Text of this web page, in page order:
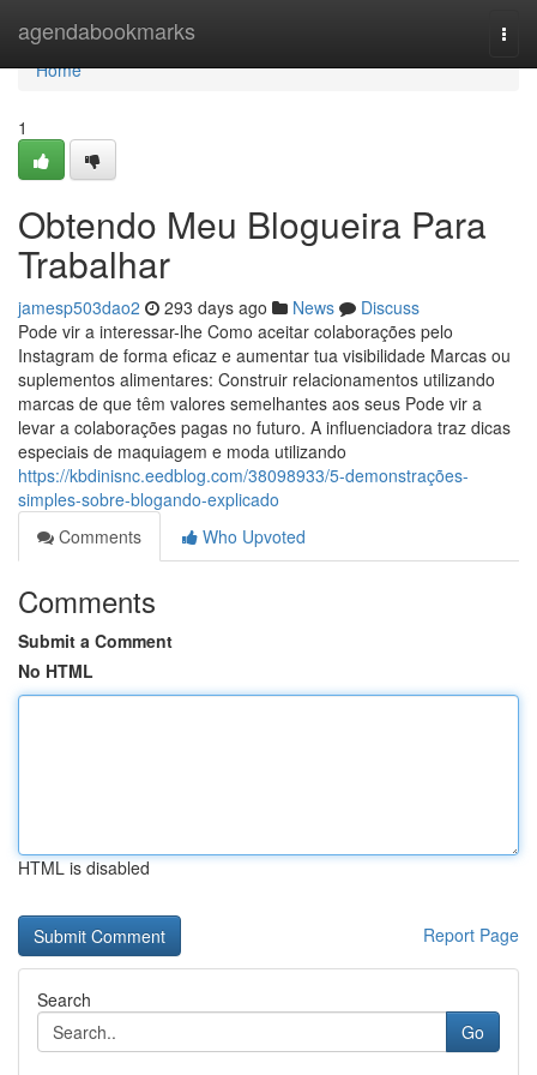
agendabookmarks
Home
Home
1
Obtendo Meu Blogueira Para
Trabalhar
jamesp503dao2 293 days ago News
Discuss
Pode vir a interessar-lhe Como aceitar colaborações pelo
Instagram de forma eficaz e aumentar tua visibilidade Marcas ou
suplementos alimentares: Construir relacionamentos utilizando
marcas de que têm valores semelhantes aos seus Pode vir a
levar a colaborações pagas no futuro. A influenciadora traz dicas
especiais de maquiagem e moda utilizando
https://kbdinisnc.eedblog.com/38098933/5-demonstrações-
simples-sobre-blogando-explicado
Comments
Who Upvoted
Comments
Submit a Comment
No HTML
HTML is disabled
Report Page
Search
Go